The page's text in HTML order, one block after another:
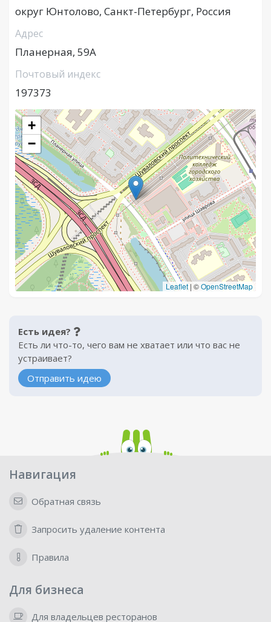
округ Юнтолово, Санкт-Петербург, Россия
Адрес
Планерная, 59А
Почтовый индекс
197373
+
−
Leaflet | ©OpenStreetMap
Есть идея?
Есть ли что-то, чего вам не хватает или что вас не
устраивает?
Отправить идею
Навигация
Обратная связь
Запросить удаление контента
Правила
Для бизнеса
Для владельцев ресторанов